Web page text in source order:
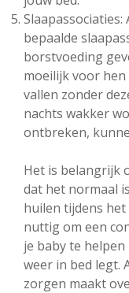
bepaalde
borstvoeding
moeilijk voor
vallen zonder
nachts wakker
ontbreken,
Het is belangrijk
dat het normaal
huilen tijdens
nuttig om een
je baby te
weer in bed legt.
zorgen maakt